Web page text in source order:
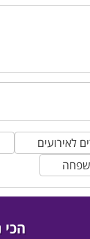
לאירועים
הכי